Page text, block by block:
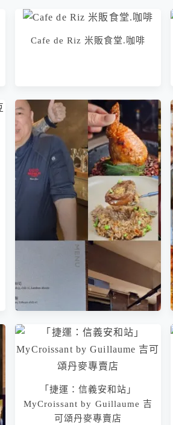
Cafe de Riz 米販食堂.咖啡
「捷運：信義安和站」SKY
Lab Chef Jason 陳思凱 x 米其
「捷運：信義安和站」
MyCroissant by Guillaume 吉
可頌丹麥專賣店